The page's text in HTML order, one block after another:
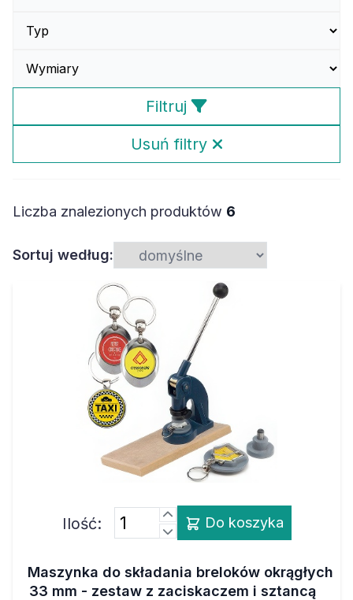
Filtruj
Usuń filtry
Liczba znalezionych produktów 6
Sortuj według:
Ilość: Do koszyka
Maszynka do składania breloków okrągłych
33 mm - zestaw z zaciskaczem i sztancą